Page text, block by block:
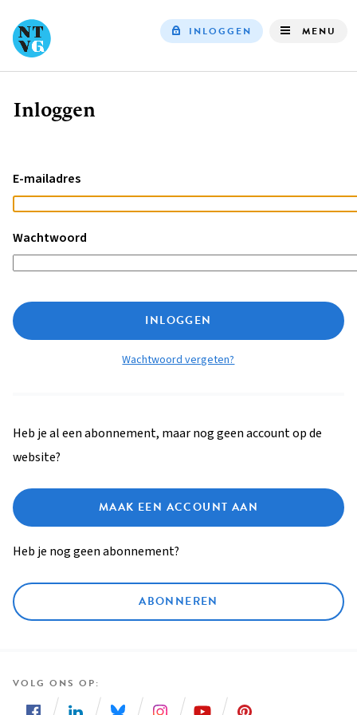
INLOGGEN MENU
Kruimelpad
Inloggen
E-mailadres
Wachtwoord
INLOGGEN
Wachtwoord vergeten?
Heb je al een abonnement, maar nog geen account op de
website?
MAAK EEN ACCOUNT AAN
Heb je nog geen abonnement?
ABONNEREN
VOLG ONS OP